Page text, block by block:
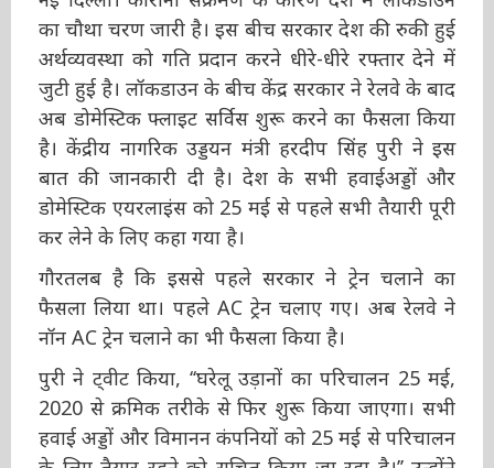
का चौथा चरण जारी है। इस बीच सरकार देश की रुकी
हुई अर्थव्यवस्था को गति प्रदान करने धीरे-धीरे रफ्तार
देने में जुटी हुई है। लॉकडाउन के बीच केंद्र सरकार ने
रेलवे के बाद अब डोमेस्टिक फ्लाइट सर्विस शुरू करने का
फैसला किया है। केंद्रीय नागरिक उड्डयन मंत्री हरदीप
सिंह पुरी ने इस बात की जानकारी दी है। देश के सभी
हवाईअड्डों और डोमेस्टिक एयरलाइंस को 25 मई से पहले
सभी तैयारी पूरी कर लेने के लिए कहा गया है।
गौरतलब है कि इससे पहले सरकार ने ट्रेन चलाने का
फैसला लिया था। पहले AC ट्रेन चलाए गए। अब रेलवे ने
नॉन AC ट्रेन चलाने का भी फैसला किया है।
पुरी ने ट्वीट किया, ‘‘घरेलू उड़ानों का परिचालन 25 मई,
2020 से क्रमिक तरीके से फिर शुरू किया जाएगा। सभी
हवाई अड्डों और विमानन कंपनियों को 25 मई से
परिचालन के लिए तैयार रहने को सूचित किया जा रहा